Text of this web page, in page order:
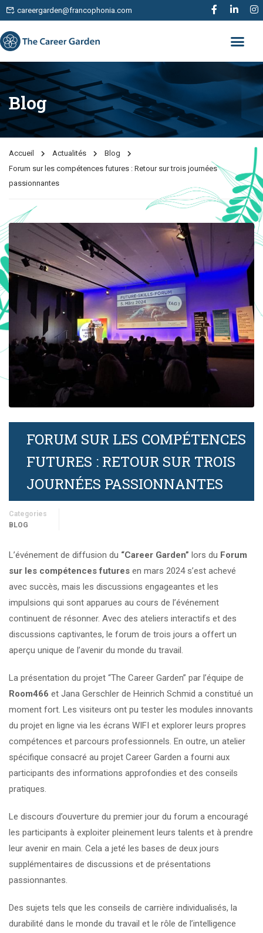
careergarden@francophonia.com
Blog
Accueil Actualités
Blog
Forum sur les compétences futures : Retour sur trois journées
passionnantes
FORUM SUR LES COMPÉTENCES
FUTURES : RETOUR SUR TROIS
JOURNÉES PASSIONNANTES
Categories
BLOG
L’événement de diffusion du “Career Garden” lors du Forum
sur les compétences futures en mars 2024 s’est achevé
avec succès, mais les discussions engageantes et les
impulsions qui sont apparues au cours de l’événement
continuent de résonner. Avec des ateliers interactifs et des
discussions captivantes, le forum de trois jours a offert un
aperçu unique de l’avenir du monde du travail.
La présentation du projet “The Career Garden” par l’équipe de
Room466 et Jana Gerschler de Heinrich Schmid a constitué un
moment fort. Les visiteurs ont pu tester les modules innovants
du projet en ligne via les écrans WIFI et explorer leurs propres
compétences et parcours professionnels. En outre, un atelier
spécifique consacré au projet Career Garden a fourni aux
participants des informations approfondies et des conseils
pratiques.
Le discours d’ouverture du premier jour du forum a encouragé
les participants à exploiter pleinement leurs talents et à prendre
leur avenir en main. Cela a jeté les bases de deux jours
supplémentaires de discussions et de présentations
passionnantes.
Des sujets tels que les conseils de carrière individualisés, la
durabilité dans le monde du travail et le rôle de l’intelligence